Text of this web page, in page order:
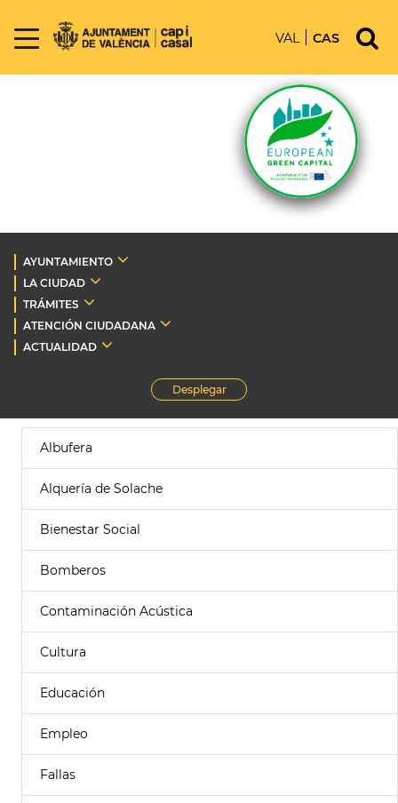
VAL CAS
AYUNTAMIENTO
LA CIUDAD
TRÁMITES
ATENCIÓN CIUDADANA
ACTUALIDAD
Desplegar
Albufera
Alquería de Solache
Bienestar Social
Bomberos
Contaminación Acústica
Cultura
Educación
Empleo
Fallas